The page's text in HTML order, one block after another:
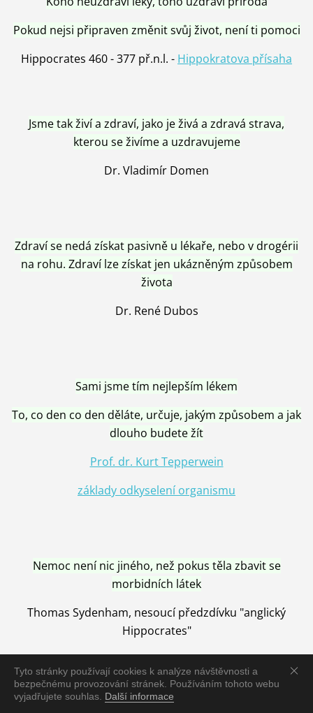
Tyto stránky používají cookies k analýze návštěvnosti a
bezpečnému provozování stránek. Používáním tohoto webu
vyjadřujete souhlas. Další informace
Pokud nejsi připraven změnit svůj život, není ti pomoci
Hippocrates 460 - 377 př.n.l. - Hippokratova přísaha
Jsme tak živí a zdraví, jako je živá a zdravá strava,
kterou se živíme a uzdravujeme
Dr. Vladimír Domen
Zdraví se nedá získat pasivně u lékaře, nebo v drogérii
na rohu. Zdraví lze získat jen ukázněným způsobem
života
Dr. René Dubos
Sami jsme tím nejlepším lékem
To, co den co den děláte, určuje, jakým způsobem a jak
dlouho budete žít
Prof. dr. Kurt Tepperwein
základy odkyselení organismu
Nemoc není nic jiného, než pokus těla zbavit se
morbidních látek
Thomas Sydenham, nesoucí předzdívku "anglický
Hippocrates"
Nemoc je vyléčena jen pomocí Přírody, neutralizací a